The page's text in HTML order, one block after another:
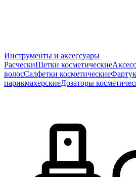
Инструменты и аксессуары
РасческиЩетки косметические
волосСалфетки косметические
парикмахерскиеДозаторы